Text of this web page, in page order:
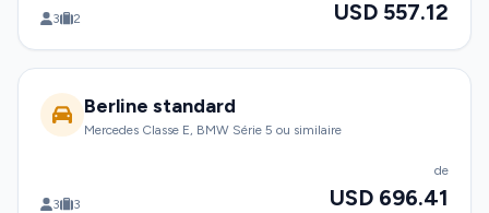
3 2 USD 557.12
Berline standard
Mercedes Classe E, BMW Série 5 ou similaire
3 3
de
USD 696.41